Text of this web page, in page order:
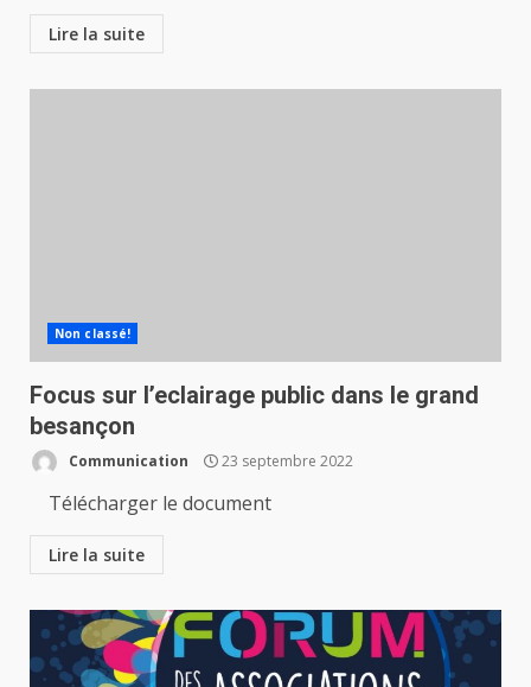
Lire la suite
Non classé!
Focus sur l’eclairage public dans le grand
besançon
Communication 23 septembre 2022
Télécharger le document
Lire la suite